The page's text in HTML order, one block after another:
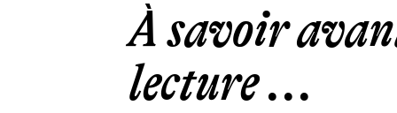
À savoir
lecture ...